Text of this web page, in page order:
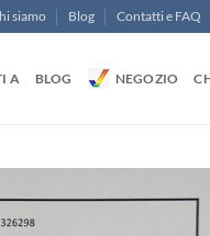
siamo Blog Contatti e FAQ
A BLOG NEGOZIO